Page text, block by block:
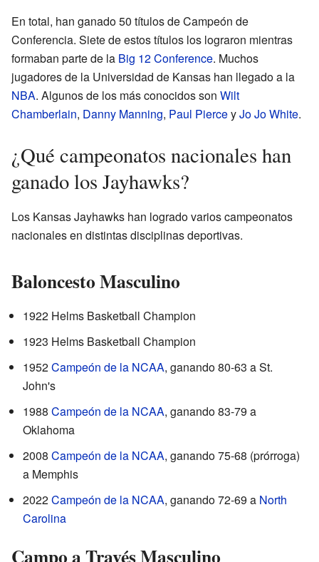
En total, han ganado 50 títulos de Campeón de
Conferencia. Siete de estos títulos los lograron mientras
formaban parte de la Big 12 Conference. Muchos
jugadores de la Universidad de Kansas han llegado a la
NBA. Algunos de los más conocidos son Wilt
Chamberlain, Danny Manning, Paul PierceyJo Jo White.
¿Qué campeonatos nacionales han
ganado los Jayhawks?
Los Kansas Jayhawks han logrado varios campeonatos
nacionales en distintas disciplinas deportivas.
Baloncesto Masculino
1922 Helms Basketball Champion
1923 Helms Basketball Champion
1952Campeón de la NCAA, ganando 80-63 a St.
John's
1988 Campeón de la NCAA, ganando 83-79 a
Oklahoma
2008 Campeón de la NCAA, ganando 75-68 (prórroga)
a Memphis
2022Campeón de la NCAA, ganando 72-69 a North
Carolina
Campo a Través Masculino